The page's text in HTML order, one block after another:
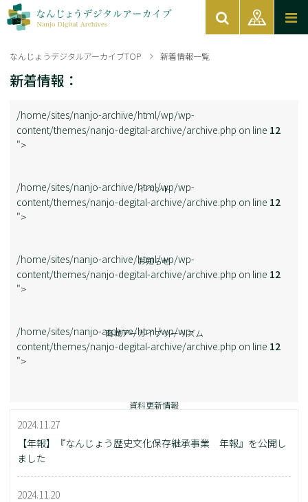
なんじょうデジタルアーカイブTOP 新着情報一覧
新着情報：
/home/sites/nanjo-archive/html/wp/wp-
content/themes/nanjo-degital-archive/archive.php on line 12
">
イベント
/home/sites/nanjo-archive/html/wp/wp-
content/themes/nanjo-degital-archive/archive.php on line 12
">
お知らせ
/home/sites/nanjo-archive/html/wp/wp-
content/themes/nanjo-degital-archive/archive.php on line 12
">
南城アーカイブツーリズム
/home/sites/nanjo-archive/html/wp/wp-
content/themes/nanjo-degital-archive/archive.php on line 12
">
資料更新情報
2024.11.27
【年報】『なんじょう歴史文化保存継承事業 年報』を公開し
ました
2024.11.20